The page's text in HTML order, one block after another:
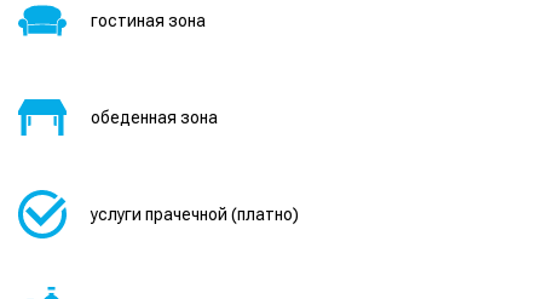
гостиная зона
обеденная зона
услуги прачечной (платно)